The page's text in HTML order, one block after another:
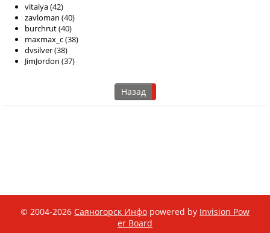
vitalya(42)
zavloman (40)
burchrut(40)
maxmax_c(38)
dvsilver(38)
JimJordon (37)
Назад
© 2004-2026 Саяногорск Инфо powered by Invision Pow
er Board